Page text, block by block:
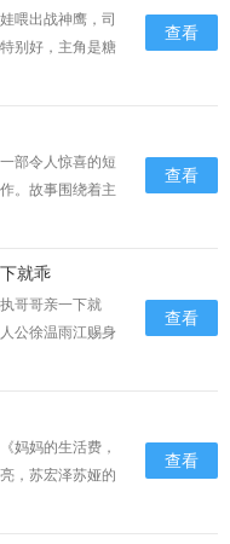
我明明什么都没
喂出战神鹰，司
别好，主角是糖
那只“铁鸟”比一
了它。不
查看
部令人惊喜的短
。故事围绕着主
开，读者将被带
说了算。这天，
查看
就乖
哥哥亲一下就
公徐温雨江赐身
故事情节扣人心
会有更深刻的认
，他的眼中满是
？想了想，他还
呀？……...
查看
妈妈的生活费，
，苏宏泽苏娅的
结构严谨，写的
查看